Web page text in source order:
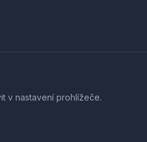
v nastavení prohlížeče.